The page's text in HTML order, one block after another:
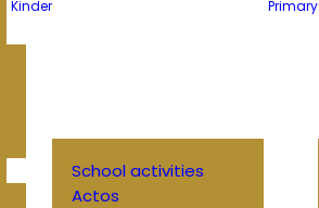
Kinder
School activities
Actos
Primary